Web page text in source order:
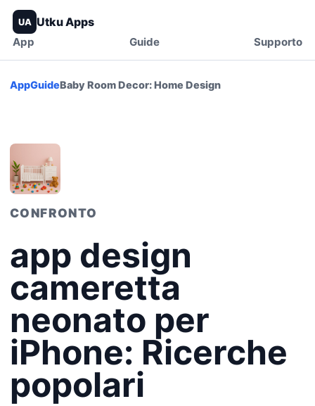
UA Utku Apps
App Guide Supporto
AppGuideBaby Room Decor: Home Design
CONFRONTO
app design
cameretta
neonato per
iPhone: Ricerche
popolari